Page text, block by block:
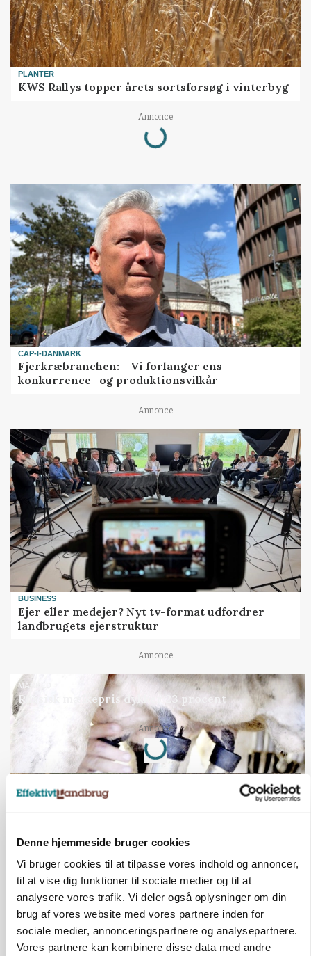
Denne hjemmeside bruger cookies
Vi bruger cookies til at tilpasse vores indhold og annoncer,
til at vise dig funktioner til sociale medier og til at
analysere vores trafik. Vi deler også oplysninger om din
brug af vores website med vores partnere inden for
sociale medier, annonceringspartnere og analysepartnere.
Vores partnere kan kombinere disse data med andre
PLANTER
KWS Rallys topper årets sortsforsøg i vinterbyg
Annonce
Loading...
CAP-I-DANMARK
Fjerkræbranchen: - Vi forlanger ens
konkurrence- og produktionsvilkår
Annonce
BUSINESS
Ejer eller medejer? Nyt tv-format udfordrer
landbrugets ejerstruktur
Annonce
MARKED
Russisk mælkepris dykker 23 procent
Annonce
Loading...
BUSINESS